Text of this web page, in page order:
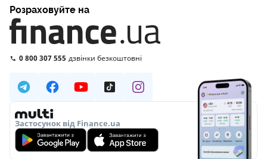
Розраховуйте на
0 800 307 555 дзвінки безкоштовні
Застосунок від Finance.ua